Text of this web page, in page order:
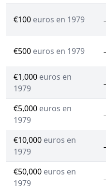
€100 euros en 1979
€500 euros en 1979
€1,000 euros en
1979
€5,000 euros en
1979
€10,000 euros en
1979
€50,000 euros en
1979